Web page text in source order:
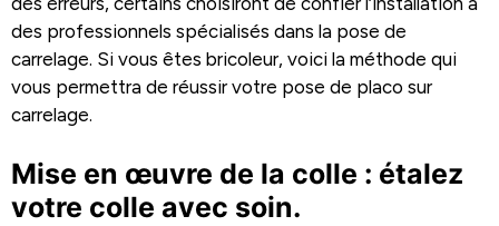
des professionnels spécialisés dans la pose de
carrelage. Si vous êtes bricoleur, voici la méthode qui
vous permettra de réussir votre pose de placo sur
carrelage.
Mise en œuvre de la colle : étalez
votre colle avec soin.